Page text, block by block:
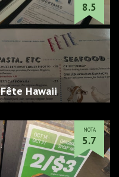
Fête Hawaii
8.5
NOTA
5.7